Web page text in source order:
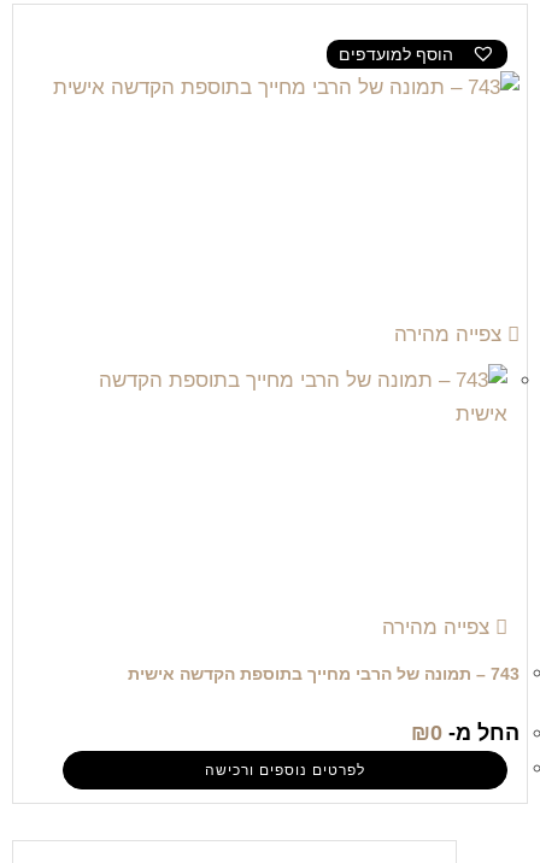
הוסף למועדפים
צפייה מהירה
צפייה מהירה
743 – תמונה של הרבי מחייך בתוספת הקדשה אישית
החל מ- ₪0
לפרטים נוספים ורכישה